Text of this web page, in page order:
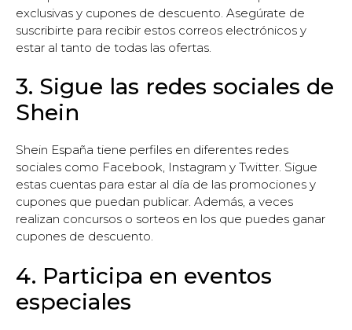
exclusivas y cupones de descuento. Asegúrate de
suscribirte para recibir estos correos electrónicos y
estar al tanto de todas las ofertas.
3. Sigue las redes sociales de
Shein
Shein España tiene perfiles en diferentes redes
sociales como Facebook, Instagram y Twitter. Sigue
estas cuentas para estar al día de las promociones y
cupones que puedan publicar. Además, a veces
realizan concursos o sorteos en los que puedes ganar
cupones de descuento.
4. Participa en eventos
especiales